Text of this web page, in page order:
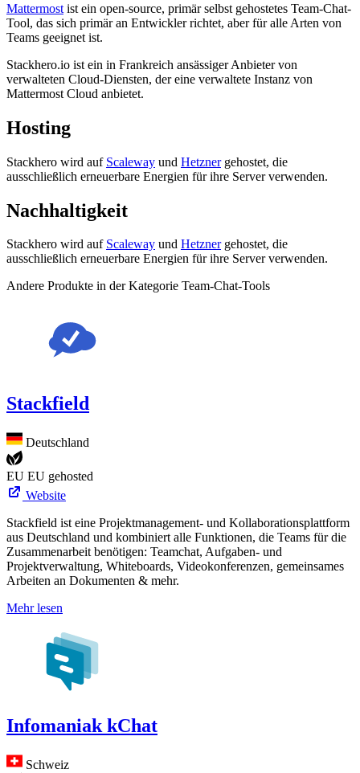
Mattermost ist ein open-source, primär selbst gehostetes Team-Chat-
Tool, das sich primär an Entwickler richtet, aber für alle Arten von
Teams geeignet ist.
Stackhero.io ist ein in Frankreich ansässiger Anbieter von
verwalteten Cloud-Diensten, der eine verwaltete Instanz von
Mattermost Cloud anbietet.
Hosting
Stackhero wird auf Scaleway und Hetznergehostet, die
ausschließlich erneuerbare Energien für ihre Server verwenden.
Nachhaltigkeit
Stackhero wird auf Scaleway und Hetznergehostet, die
ausschließlich erneuerbare Energien für ihre Server verwenden.
Andere Produkte in der Kategorie Team-Chat-Tools
Stackfield
Deutschland
EU EU gehosted
Website
Stackfield ist eine Projektmanagement- und Kollaborationsplattform
aus Deutschland und kombiniert alle Funktionen, die Teams für die
Zusammenarbeit benötigen: Teamchat, Aufgaben- und
Projektverwaltung, Whiteboards, Videokonferenzen, gemeinsames
Arbeiten an Dokumenten & mehr.
Mehr lesen
Infomaniak kChat
Schweiz